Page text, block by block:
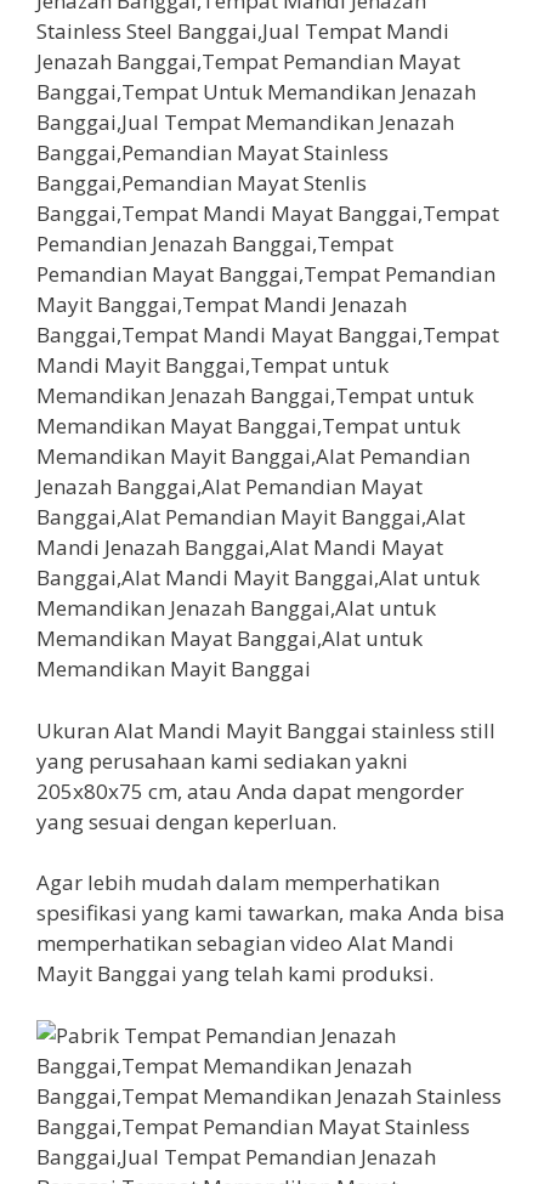
Ukuran Alat Mandi Mayit Banggai stainless still
yang perusahaan kami sediakan yakni
205x80x75 cm, atau Anda dapat mengorder
yang sesuai dengan keperluan.
Agar lebih mudah dalam memperhatikan
spesifikasi yang kami tawarkan, maka Anda bisa
memperhatikan sebagian video Alat Mandi
Mayit Banggai yang telah kami produksi.